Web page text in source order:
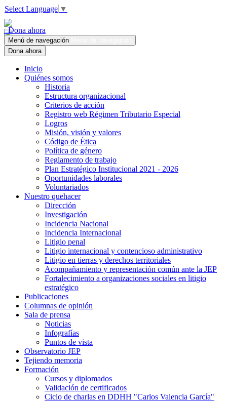
Select Language ▼
Dona ahora
Menú de navegación
Dona ahora
Inicio
Quiénes somos
Historia
Estructura organizacional
Criterios de acción
Registro web Régimen Tributario Especial
Logros
Misión, visión y valores
Código de Ética
Política de género
Reglamento de trabajo
Plan Estratégico Institucional 2021 - 2026
Oportunidades laborales
Voluntariados
Nuestro quehacer
Dirección
Investigación
Incidencia Nacional
Incidencia Internacional
Litigio penal
Litigio internacional y contencioso administrativo
Litigio en tierras y derechos territoriales
Acompañamiento y representación común ante la JEP
Fortalecimiento a organizaciones sociales en litigio
estratégico
Publicaciones
Columnas de opinión
Sala de prensa
Noticias
Infografías
Puntos de vista
Observatorio JEP
Tejiendo memoria
Formación
Cursos y diplomados
Validación de certificados
Ciclo de charlas en DDHH "Carlos Valencia García"